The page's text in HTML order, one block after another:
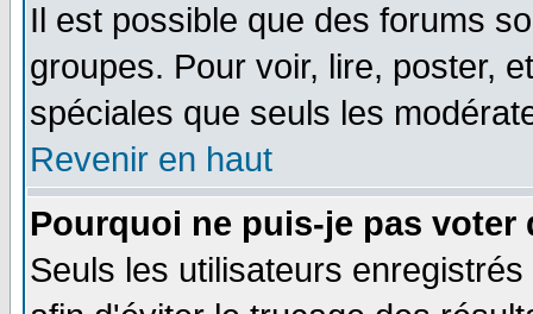
Il est possible que des forums
groupes. Pour voir, lire, poster,
spéciales que seuls les
Revenir en haut
Pourquoi ne puis-je pas voter
Seuls les utilisateurs